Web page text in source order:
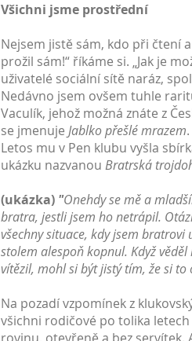
Všichni jsme prostřední
Nejsem jistě sám, kdo při čtení
prožil sám!“ říkáme si. „Jak je
uživatelé sociální sítě naráz,
Nedávno jsem ovšem tuhle
Vaculík, jehož možná znáte z
se jmenuje Jablko přešlé mrazem.
Letos mu v Pen klubu vyšla
ukázku nazvanou Bratrská
(ukázka) "Onehdy se mě a
bratra, jestli jsem ho netrápil.
všechny situace, kdy jsem
stolem alespoň kopnul. Když
vítězil, mohl si být jistý tím, že si
Na pozadí vzpomínek z
všichni rodičové po tolika